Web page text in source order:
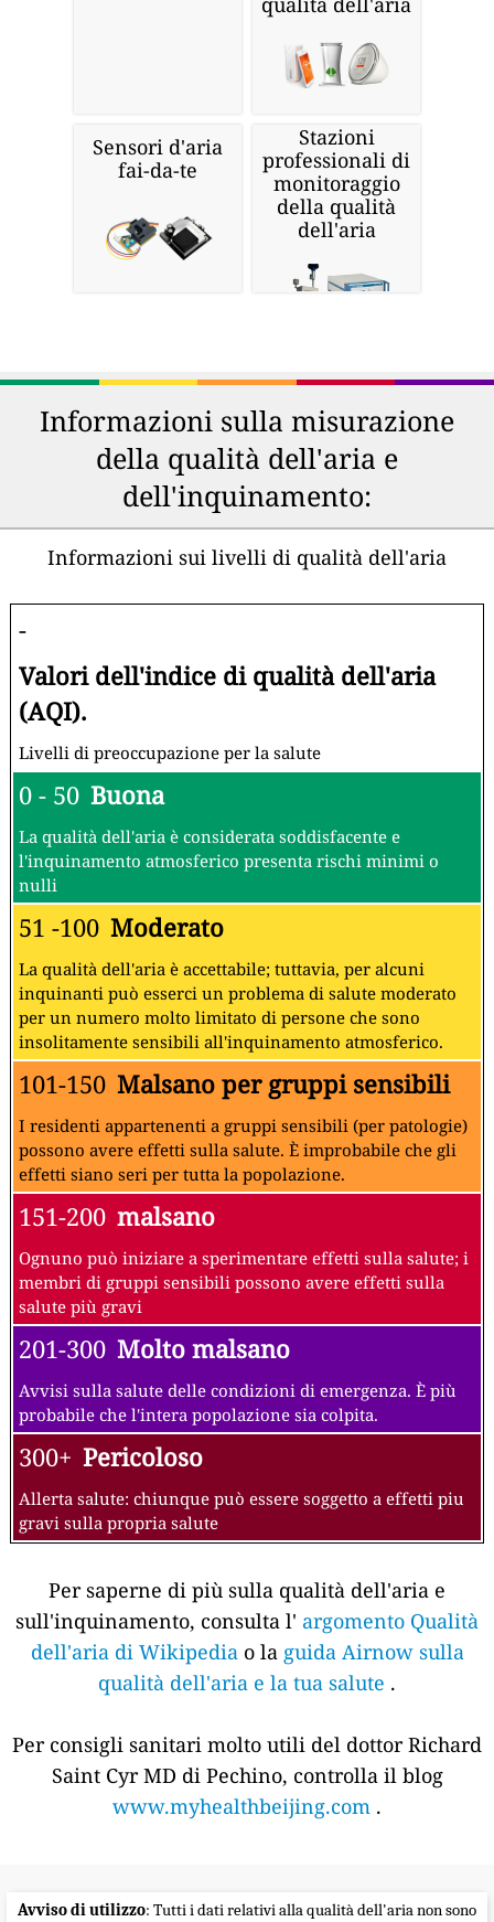
Sensori d'aria
fai-da-te
Stazioni
professionali di
monitoraggio
della qualità
dell'aria
Informazioni sulla misurazione
della qualità dell'aria e
dell'inquinamento:
Informazioni sui livelli di qualità dell'aria
-
Valori dell'indice di qualità dell'aria
(AQI).
Livelli di preoccupazione per la salute
0 - 50 Buona
La qualità dell'aria è considerata soddisfacente e
l'inquinamento atmosferico presenta rischi minimi o
nulli
51 -100 Moderato
La qualità dell'aria è accettabile; tuttavia, per alcuni
inquinanti può esserci un problema di salute moderato
per un numero molto limitato di persone che sono
insolitamente sensibili all'inquinamento atmosferico.
101-150 Malsano per gruppi sensibili
I residenti appartenenti a gruppi sensibili (per patologie)
possono avere effetti sulla salute. È improbabile che gli
effetti siano seri per tutta la popolazione.
151-200 malsano
Ognuno può iniziare a sperimentare effetti sulla salute; i
membri di gruppi sensibili possono avere effetti sulla
salute più gravi
201-300 Molto malsano
Avvisi sulla salute delle condizioni di emergenza. È più
probabile che l'intera popolazione sia colpita.
300+ Pericoloso
Allerta salute: chiunque può essere soggetto a effetti piu
gravi sulla propria salute
Per saperne di più sulla qualità dell'aria e
sull'inquinamento, consulta l' argomento Qualità
dell'aria di Wikipedia o la guida Airnow sulla
qualità dell'aria e la tua salute .
Per consigli sanitari molto utili del dottor Richard
Saint Cyr MD di Pechino, controlla il blog
www.myhealthbeijing.com .
Avviso di utilizzo: Tutti i dati relativi alla qualità dell'aria non sono